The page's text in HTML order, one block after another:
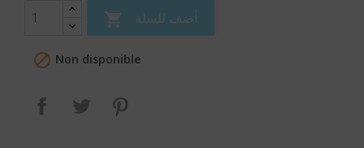
 أضف للسلة
 Non disponible
مشاركة تغريدة